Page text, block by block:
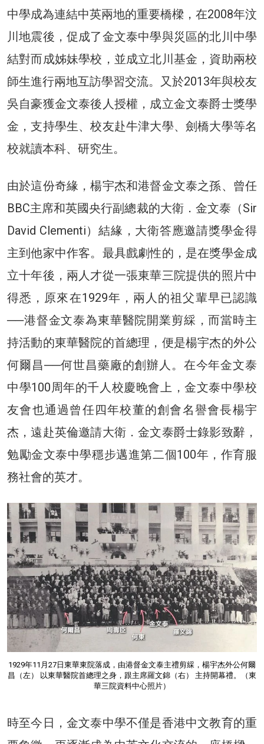
中學成為連結中英兩地的重要橋樑，在2008年汶
川地震後，促成了金文泰中學與災區的北川中學
結對而成姊妹學校，並成立北川基金，資助兩校
師生進行兩地互訪學習交流。又於2013年與校友
吳自豪獲金文泰後人授權，成立金文泰爵士獎學
金，支持學生、校友赴牛津大學、劍橋大學等名
校就讀本科、研究生。
由於這份奇緣，楊宇杰和港督金文泰之孫、曾任
BBC主席和英國央行副總裁的大衛．金文泰（Sir
David Clementi）結緣，大衛答應邀請獎學金得
主到他家中作客。最具戲劇性的，是在獎學金成
立十年後，兩人才從一張東華三院提供的照片中
得悉，原來在1929年，兩人的祖父輩早已認識
──港督金文泰為東華醫院開業剪綵，而當時主
持活動的東華醫院的首總理，便是楊宇杰的外公
何爾昌──何世昌藥廠的創辦人。在今年金文泰
中學100周年的千人校慶晚會上，金文泰中學校
友會也通過曾任四年校董的創會名譽會長楊宇
杰，遠赴英倫邀請大衛．金文泰爵士錄影致辭，
勉勵金文泰中學穩步邁進第二個100年，作育服
務社會的英才。
1929年11月27日東華東院落成，由港督金文泰主禮剪綵，楊宇杰外公何爾
昌（左） 以東華醫院首總理之身，跟主席羅文錦（右） 主持開幕禮。（東
華三院資料中心照片）
時至今日，金文泰中學不僅是香港中文教育的重